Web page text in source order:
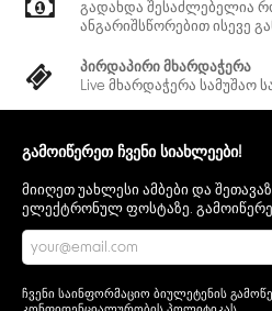
გადახდა შესაძლებელია
ანგარიშსწორებით ისევე
პირდაპირი მხარდაჭერა
Live მხარდაჭერა სამუშაო
გამოიწერეთ ჩვენი სიახლეები!
მიიღეთ უახლესი ამბები და
ელექტრონულ ფოსტაზე.
ჩვენი საინფორმაციო ბიულეტენის